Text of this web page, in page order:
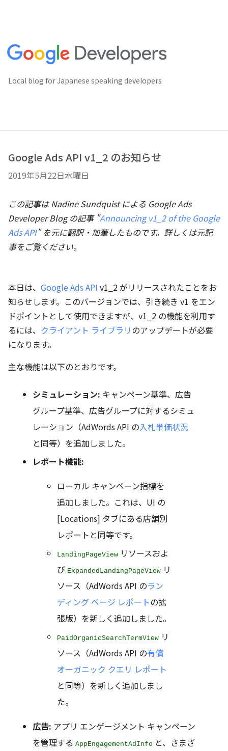
Local blog for Japanese speaking developers
Google Ads API v1_2 のお知らせ
2019年5月22日水曜日
この記事は Nadine Sundquist による Google Ads
Developer Blog の記事 "Announcing v1_2 of the Google
Ads API" を元に翻訳・加筆したものです。詳しくは元記
事をご覧ください。
本日は、 Google Ads API v1_2 がリリースされたことをお
知らせします。このバージョンでは、引き続き v1 をエン
ドポイントとして使用できますが、v1_2 の機能を利用す
るには、 クライアント ライブラリのアップデートが必要
になります。
主な機能は以下のとおりです。
シミュレーション: キャンペーン基準、広告
グループ基準、広告グループに対するシミュ
レーション（AdWords API の入札単価状況
と同等）を追加しました。
レポート機能:
ローカル キャンペーン指標を
追加しました。これは、UI の
[Locations] タブにある店舗別
レポートと同等です。
LandingPageView リソースおよ
び ExpandedLandingPageView リ
ソース（AdWords API のラン
ディング ページ レポートの拡
張版）を新しく追加しました。
PaidOrganicSearchTermView リ
ソース（AdWords API の有償
オーガニック クエリ レポート
と同等）を新しく追加しまし
た。
広告: アプリ エンゲージメント キャンペーン
を管理する AppEngagementAdInfo と、さまざ